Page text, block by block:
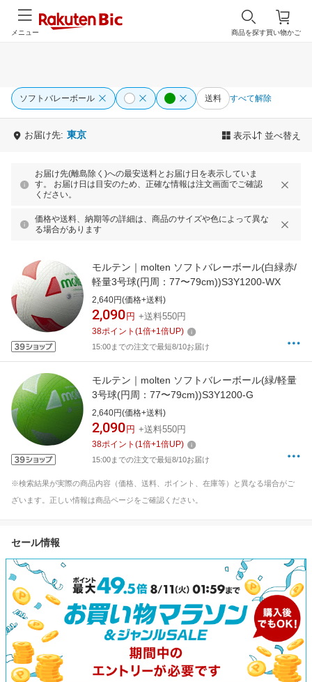
買い物かご
商品を探す
メニュー
ソフトバレーボール 送料 すべて解除
お届け先: 東京 表示 並べ替え
お届け先(離島除く)への最安送料とお届け日を表示していま
す。 お届け日は目安のため、正確な情報は注文画面でご確認
ください。
価格や送料、納期等の詳細は、商品のサイズや色によって異な
る場合があります
モルテン｜molten ソフトバレーボール(白緑赤/
軽量3号球(円周：77〜79cm))S3Y1200-WX
2,640円(価格+送料)
2,090 円 +送料550円
38ポイント (1倍+1倍UP)
15:00までの注文で最短8/10お届け
モルテン｜molten ソフトバレーボール(緑/軽量
3号球(円周：77〜79cm))S3Y1200-G
2,640円(価格+送料)
2,090 円 +送料550円
38ポイント (1倍+1倍UP)
15:00までの注文で最短8/10お届け
※検索結果が実際の商品内容（価格、送料、ポイント、在庫等）と異なる場合がご
ざいます。正しい情報は商品ページをご確認ください。
セール情報